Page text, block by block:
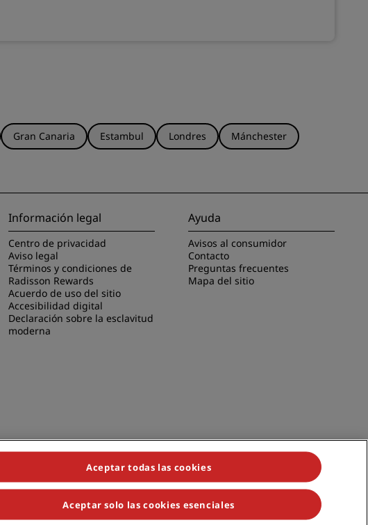
Gran Canaria Estambul Londres
Mánchester
Información legal
Centro de privacidad
Aviso legal
Términos y condiciones de
Radisson Rewards
Acuerdo de uso del sitio
Accesibilidad digital
Declaración sobre la esclavitud
moderna
Ayuda
Avisos al consumidor
Contacto
Preguntas frecuentes
Mapa del sitio
Aceptar todas las cookies
Aceptar solo las cookies esenciales